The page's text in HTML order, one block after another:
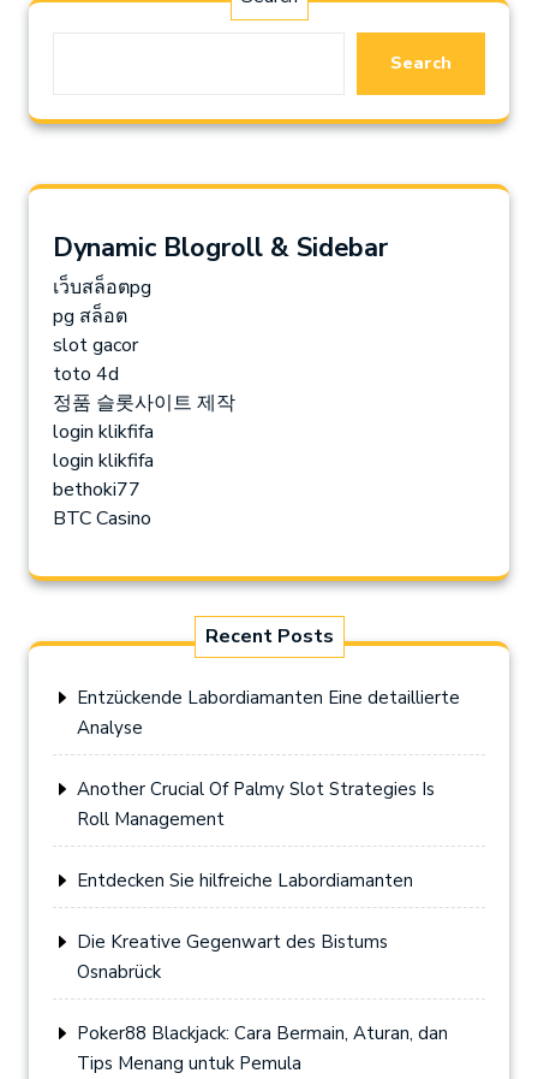
Search
Dynamic Blogroll & Sidebar
เว็บสล็อตpg
pg สล็อต
slot gacor
toto 4d
정품 슬롯사이트 제작
login klikfifa
login klikfifa
bethoki77
BTC Casino
Recent Posts
Entzückende Labordiamanten Eine detaillierte
Analyse
Another Crucial Of Palmy Slot Strategies Is
Roll Management
Entdecken Sie hilfreiche Labordiamanten
Die Kreative Gegenwart des Bistums
Osnabrück
Poker88 Blackjack: Cara Bermain, Aturan, dan
Tips Menang untuk Pemula